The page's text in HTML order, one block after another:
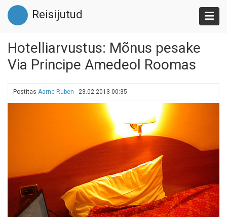
Liigu
edasi
põhisisu
Reisijutud
Hotelliarvustus: Mõnus pesake
Via Principe Amedeol Roomas
Postitas Aarne Ruben - 23.02.2013 00:35